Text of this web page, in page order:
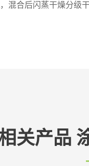
混合后闪蒸干燥分级干
关产品